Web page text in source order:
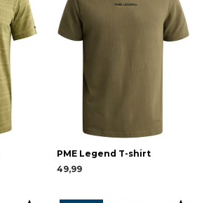
PME Legend T-shirt
49,99